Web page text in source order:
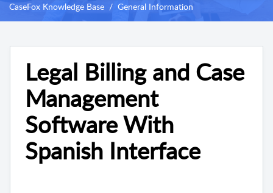
CaseFox Knowledge Base General Information
Legal Billing and Case
Management
Software With
Spanish Interface